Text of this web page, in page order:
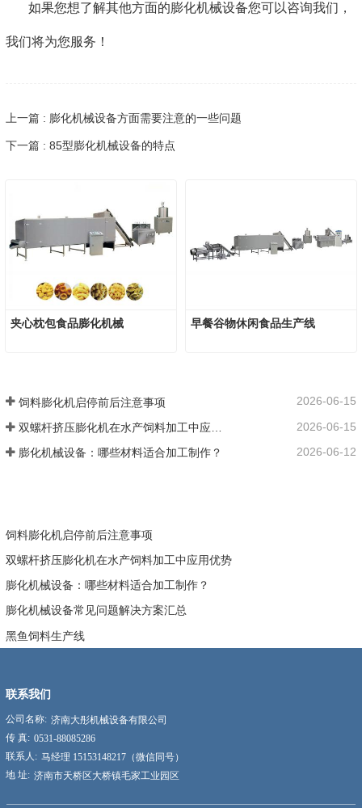
如果您想了解其他方面的膨化机械设备您可以咨询我们，
我们将为您服务！
上一篇 : 膨化机械设备方面需要注意的一些问题
下一篇 : 85型膨化机械设备的特点
夹心枕包食品膨化机械 早餐谷物休闲食品生产线
饲料膨化机启停前后注意事项 2026-06-15
2026-06-15
膨化机械设备：哪些材料适合加工制作？ 2026-06-12
饲料膨化机启停前后注意事项
双螺杆挤压膨化机在水产饲料加工中应用优势
膨化机械设备：哪些材料适合加工制作？
膨化机械设备常见问题解决方案汇总
黑鱼饲料生产线
联系我们
公司名称: 济南大彤机械设备有限公司
传 真: 0531-88085286
联系人: 马经理 15153148217（微信同号）
地 址: 济南市天桥区大桥镇毛家工业园区